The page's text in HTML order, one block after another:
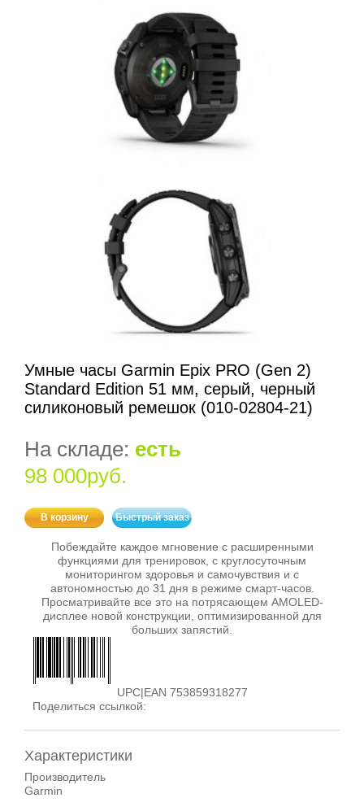
Умные часы Garmin Epix PRO (Gen 2)
Standard Edition 51 мм, серый, черный
силиконовый ремешок (010-02804-21)
На складе: есть
98 000руб.
В корзину Быстрый заказ
Побеждайте каждое мгновение с расширенными
функциями для тренировок, с круглосуточным
мониторингом здоровья и самочувствия и с
автономностью до 31 дня в режиме смарт-часов.
Просматривайте все это на потрясающем AMOLED-
дисплее новой конструкции, оптимизированной для
больших запястий.
UPC|EAN 753859318277
Поделиться ссылкой:
Характеристики
Производитель
Garmin